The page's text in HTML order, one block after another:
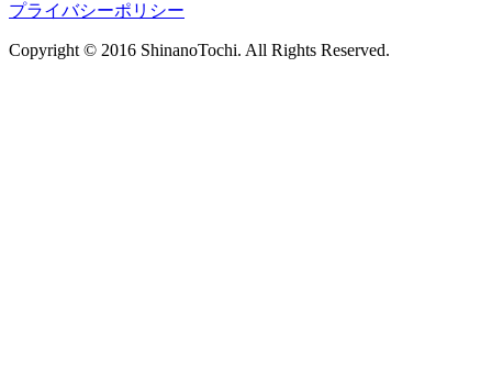
プライバシーポリシー
Copyright © 2016 ShinanoTochi. All Rights Reserved.